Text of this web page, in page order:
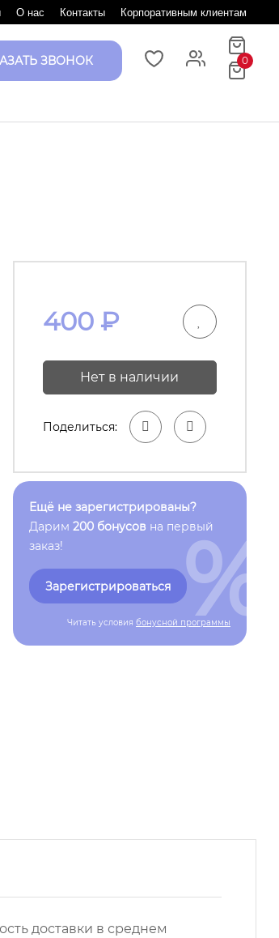
О нас Контакты Корпоративным клиентам
ЗВОНОК 0
400₽
Нет в наличии
Поделиться:
Ещё не зарегистрированы?
Дарим 200 бонусов на первый
заказ!
Зарегистрироваться
Читать условия бонусной программы
%
доставки в среднем